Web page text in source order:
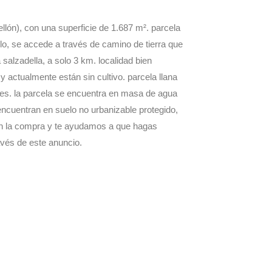
con una superficie de 1.687 m². parcela
se accede a través de camino de tierra que
a solo 3 km. localidad bien
actualmente están sin cultivo. parcela llana
la parcela se encuentra en masa de agua
en suelo no urbanizable protegido,
la compra y te ayudamos a que hagas
de este anuncio.